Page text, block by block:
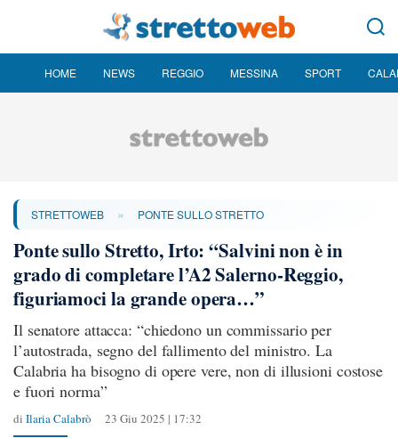
HOME NEWS REGGIO MESSINA SPORT
STRETTOWEB » PONTE SULLO STRETTO
Ponte sullo Stretto, Irto: “Salvini non è in
grado di completare l’A2 Salerno-Reggio,
figuriamoci la grande opera…”
Il senatore attacca: “chiedono un commissario per
l’autostrada, segno del fallimento del ministro. La
Calabria ha bisogno di opere vere, non di illusioni costose
e fuori norma”
di Ilaria Calabrò 23 Giu 2025 | 17:32